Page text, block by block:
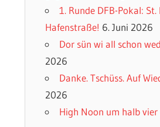
1. Runde DFB-Pokal:
Hafenstraße! 6. Juni 2026
Dor sün wi all schon
2026
Danke. Tschüss. Auf
2026
High Noon um halb vier